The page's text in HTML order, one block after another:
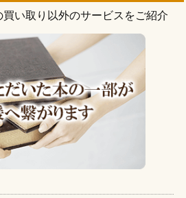
袋
墨田区両国
墨田区錦糸町
高井戸
杉並区高円寺
々木
渋谷区代官山
区松濤
渋谷区恵比寿
大崎
品川区大井町
区大森
橋市 流山市 松戸市
千葉市
多摩市
国立市
立川市
鷹市 西東京市
調布市
府中市 八王子市
練馬区
田区 中央区 台東区
区 品川区 江東区
区 大田区 葛飾区
い取り以外のサービスをご紹介